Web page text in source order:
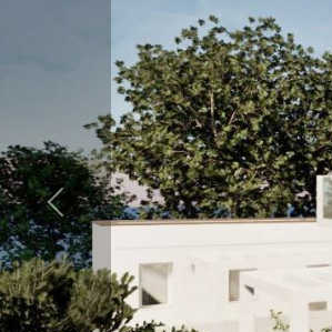
QUANTO
VALE
LA
TUA
CASA?
cercare
Provincia
Comune